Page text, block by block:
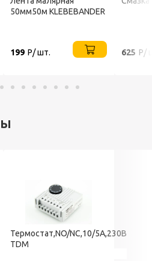
50мм50м KLEBEBANDER
199 Р/ шт. 625 Р/
Термостат,NO/NC,10/5A,230В
TDM